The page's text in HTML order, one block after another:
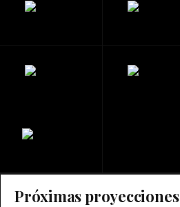
Próximas proyecciones